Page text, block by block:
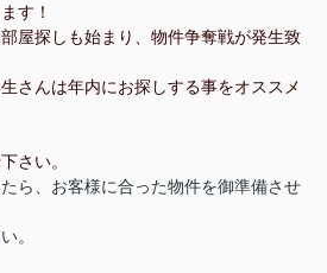
す！
屋探しも始まり、物件争奪戦が発生致
さんは年内にお探しする事をオススメ
さい。
ら、お客様に合った物件を御準備させ
。